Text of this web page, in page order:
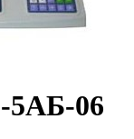
5АБ-06